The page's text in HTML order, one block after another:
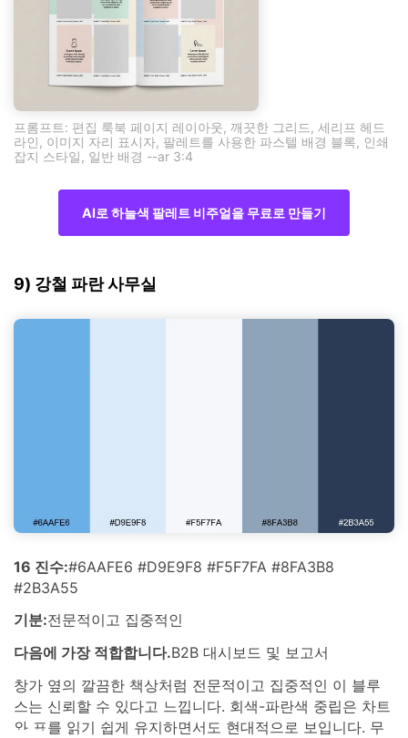
프롬프트: 편집 룩북 페이지 레이아웃, 깨끗한 그리드, 세리프 헤드
라인, 이미지 자리 표시자, 팔레트를 사용한 파스텔 배경 블록, 인쇄
잡지 스타일, 일반 배경 --ar 3:4
AI로 하늘색 팔레트 비주얼을 무료로 만들기
9) 강철 파란 사무실
16 진수:#6AAFE6 #D9E9F8 #F5F7FA #8FA3B8
#2B3A55
기분:전문적이고 집중적인
다음에 가장 적합합니다.B2B 대시보드 및 보고서
창가 옆의 깔끔한 책상처럼 전문적이고 집중적인 이 블루
스는 신뢰할 수 있다고 느낍니다. 회색-파란색 중립은 차트
와 표를 읽기 쉽게 유지하면서도 현대적으로 보입니다. 무